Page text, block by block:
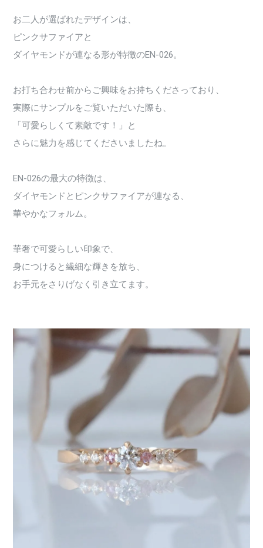
お二人が選ばれたデザインは、
ピンクサファイアと
ダイヤモンドが連なる形が特徴のEN-026。
お打ち合わせ前からご興味をお持ちくださっており、
実際にサンプルをご覧いただいた際も、
「可愛らしくて素敵です！」と
さらに魅力を感じてくださいましたね。
EN-026の最大の特徴は、
ダイヤモンドとピンクサファイアが連なる、
華やかなフォルム。
華奢で可愛らしい印象で、
身につけると繊細な輝きを放ち、
お手元をさりげなく引き立てます。